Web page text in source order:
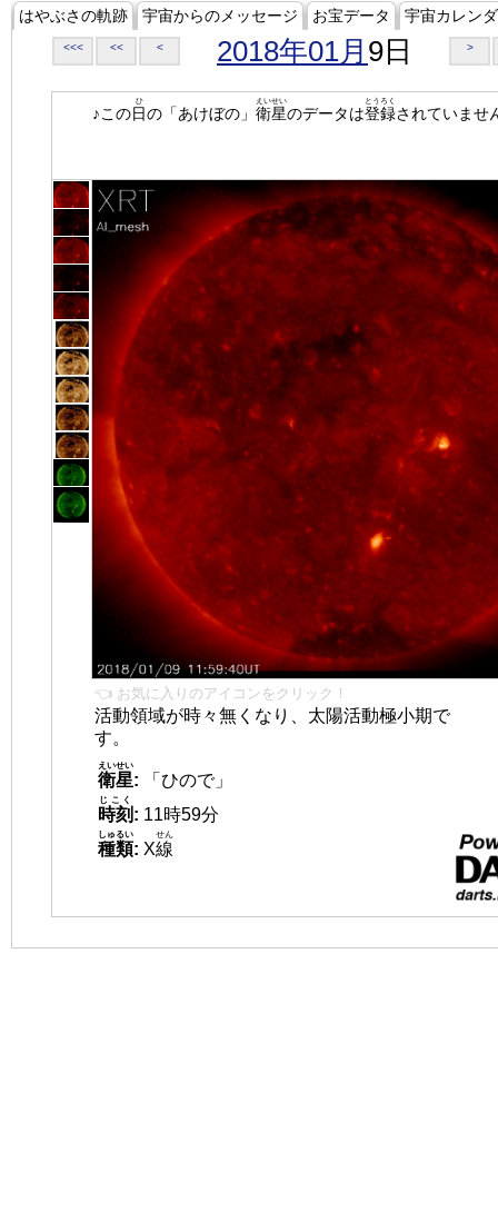
はやぶさの軌跡 宇宙からのメッセージ お宝データ 宇宙カレン
<<< << < 2018年01月 9日 >
♪この日
ひ
の「あけぼの」 衛星
えいせい
のデータは登録
とうろく
されていませ
👈 お気に入りのアイコンをクリック！
活動領域が時々無くなり、太陽活動極小期で
す。
衛星
えいせい
:
「ひので」
時刻
じこく
: 11時59分
種類
しゅるい
: X線
せん